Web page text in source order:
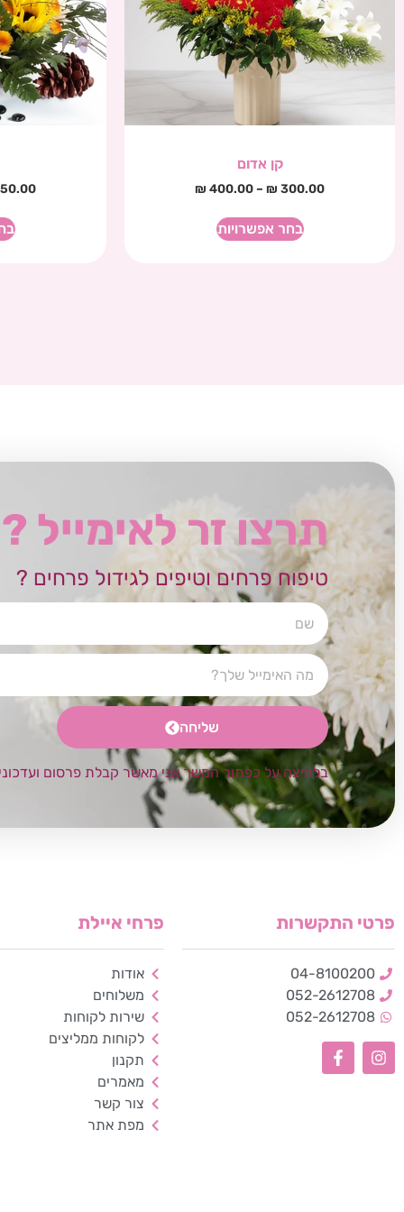
קן אדום
₪ 300.00
–
₪ 400.00
בחר אפשרויות
תרצו זר לאימייל ?
טיפוח פרחים וטיפים לגידול פרחים ?
שליחה
בלחיצה על כפתור המשך אני מאשר קבלת פרסום
פרטי התקשרות
04-8100200
052-2612708
052-2612708
פרחי איילת
אודות
משלוחים
שירות לקוחות
לקוחות ממליצים
תקנון
מאמרים
צור קשר
מפת אתר